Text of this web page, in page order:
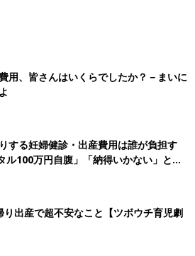
用、皆さんはいくらでしたか？－まいに
する妊婦健診・出産費用は誰が負担す
ル100万円自腹」「納得いかない」と、
り出産で超不安なこと【ツボウチ育児劇